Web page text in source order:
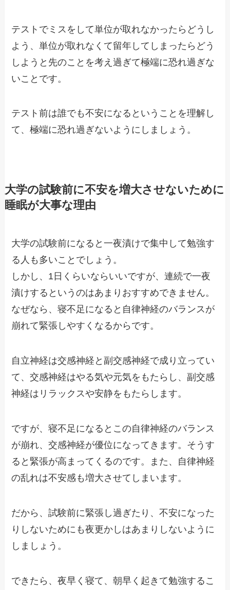
テストでミスをして単位が取れなかったらどうし
よう、単位が取れなくて留年してしまったらどう
しようと先のことを考え過ぎて極端に恐れ過ぎな
いことです。
テスト前は誰でも不安になるということを理解し
て、極端に恐れ過ぎないようにしましょう。
大学の試験前に不安を増大させないために
睡眠が大事な理由
大学の試験前になると一夜漬けで集中して勉強す
る人も多いことでしょう。
しかし、1日くらいならいいですが、連続で一夜
漬けするというのはあまりおすすめできません。
なぜなら、寝不足になると自律神経のバランスが
崩れて緊張しやすくなるからです。
自立神経は交感神経と副交感神経で成り立ってい
て、交感神経はやる気や元気をもたらし、副交感
神経はリラックスや安静をもたらします。
ですが、寝不足になるとこの自律神経のバランス
が崩れ、交感神経が優位になってきます。そうす
ると緊張が高まってくるのです。また、自律神経
の乱れは不安感も増大させてしまいます。
だから、試験前に緊張し過ぎたり、不安になった
りしないためにも夜更かしはあまりしないように
しましょう。
できたら、夜早く寝て、朝早く起きて勉強するこ